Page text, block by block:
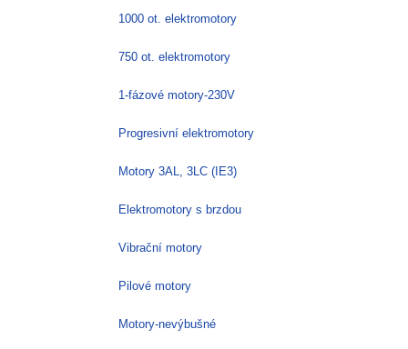
1000 ot. elektromotory
750 ot. elektromotory
1-fázové motory-230V
Progresivní elektromotory
Motory 3AL, 3LC (IE3)
Elektromotory s brzdou
Vibrační motory
Pilové motory
Motory-nevýbušné